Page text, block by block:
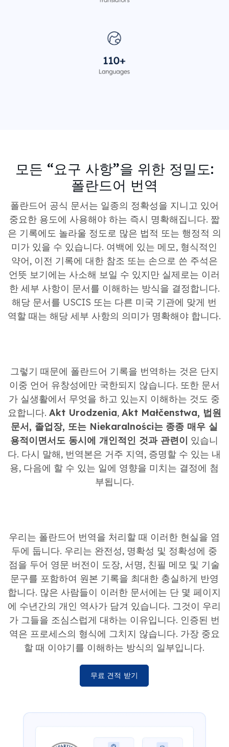
모든 “요구 사항”을 위한 정밀도:
폴란드어 번역
폴란드어 공식 문서는 일종의 정확성을 지니고 있어
중요한 용도에 사용해야 하는 즉시 명확해집니다. 짧
은 기록에도 놀라울 정도로 많은 법적 또는 행정적 의
미가 있을 수 있습니다. 여백에 있는 메모, 형식적인
약어, 이전 기록에 대한 참조 또는 손으로 쓴 주석은
언뜻 보기에는 사소해 보일 수 있지만 실제로는 이러
한 세부 사항이 문서를 이해하는 방식을 결정합니다.
해당 문서를 USCIS 또는 다른 미국 기관에 맞게 번
역할 때는 해당 세부 사항의 의미가 명확해야 합니다.
그렇기 때문에 폴란드어 기록을 번역하는 것은 단지
이중 언어 유창성에만 국한되지 않습니다. 또한 문서
가 실생활에서 무엇을 하고 있는지 이해하는 것도 중
요합니다. Akt Urodzenia, Akt Małčenstwa, 법원
문서, 졸업장, 또는 Niekaralności는 종종 매우 실
용적이면서도 동시에 개인적인 것과 관련이 있습니
다. 다시 말해, 번역본은 거주 지역, 증명할 수 있는 내
용, 다음에 할 수 있는 일에 영향을 미치는 결정에 첨
부됩니다.
우리는 폴란드어 번역을 처리할 때 이러한 현실을 염
두에 둡니다. 우리는 완전성, 명확성 및 정확성에 중
점을 두어 영문 버전이 도장, 서명, 친필 메모 및 기술
문구를 포함하여 원본 기록을 최대한 충실하게 반영
합니다. 많은 사람들이 이러한 문서에는 단 몇 페이지
에 수년간의 개인 역사가 담겨 있습니다. 그것이 우리
가 그들을 조심스럽게 대하는 이유입니다. 인증된 번
역은 프로세스의 형식에 그치지 않습니다. 가장 중요
할 때 이야기를 이해하는 방식의 일부입니다.
무료 견적 받기